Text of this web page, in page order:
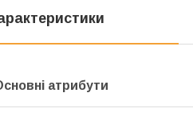
атрибути